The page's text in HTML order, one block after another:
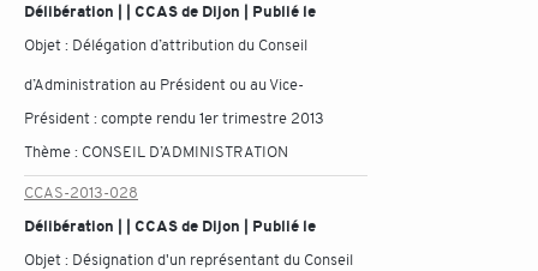
Délibération | | CCAS de Dijon | Publié le
Objet : Délégation d’attribution du Conseil
d’Administration au Président ou au Vice-
Président : compte rendu 1er trimestre 2013
Thème : CONSEIL D’ADMINISTRATION
CCAS-2013-028
Délibération | | CCAS de Dijon | Publié le
Objet : Désignation d'un représentant du Conseil